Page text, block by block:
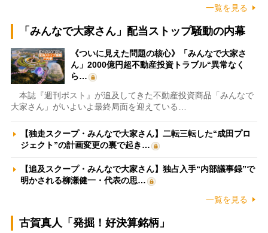
一覧を見る
「みんなで大家さん」配当ストップ騒動の内幕
《ついに見えた問題の核心》「みんなで大家さ
ん」2000億円超不動産投資トラブル“異常なく
ら…
本誌『週刊ポスト』が追及してきた不動産投資商品「みんなで
大家さん」がいよいよ最終局面を迎えている…
【独走スクープ・みんなで大家さん】二転三転した“成田プロ
ジェクト”の計画変更の裏で起き…
【追及スクープ・みんなで大家さん】独占入手“内部議事録”で
明かされる柳瀬健一・代表の思…
一覧を見る
古賀真人「発掘！好決算銘柄」